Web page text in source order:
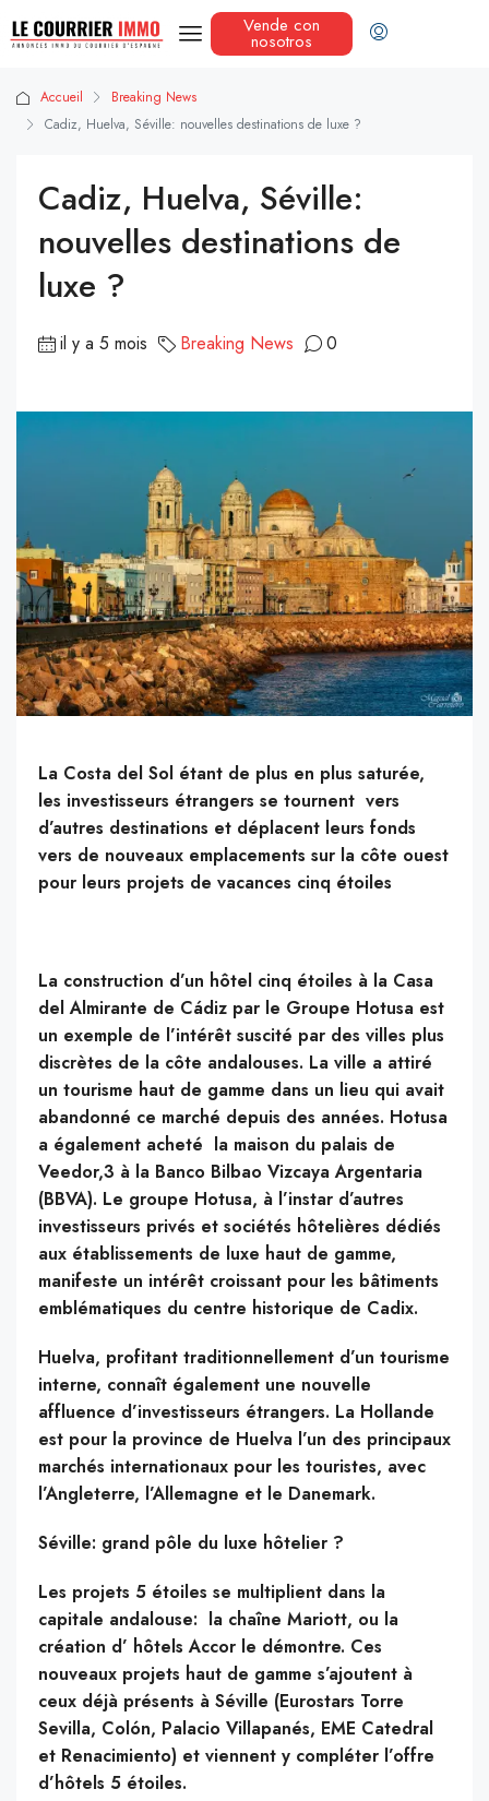
Vende con
nosotros
Accueil
Breaking News
Cadiz, Huelva, Séville: nouvelles destinations de luxe ?
Cadiz, Huelva, Séville:
nouvelles destinations de
luxe ?
il y a 5 mois Breaking News 0
La Costa del Sol étant de plus en plus saturée,
les investisseurs étrangers se tournent vers
d’autres destinations et déplacent leurs fonds
vers de nouveaux emplacements sur la côte ouest
pour leurs projets de vacances cinq étoiles
La construction d’un hôtel cinq étoiles à la Casa
del Almirante de Cádiz par le Groupe Hotusa est
un exemple de l’intérêt suscité par des villes plus
discrètes de la côte andalouses. La ville a attiré
un tourisme haut de gamme dans un lieu qui avait
abandonné ce marché depuis des années. Hotusa
a également acheté la maison du palais de
Veedor,3 à la Banco Bilbao Vizcaya Argentaria
(BBVA). Le groupe Hotusa, à l’instar d’autres
investisseurs privés et sociétés hôtelières dédiés
aux établissements de luxe haut de gamme,
manifeste un intérêt croissant pour les bâtiments
emblématiques du centre historique de Cadix.
Huelva, profitant traditionnellement d’un tourisme
interne, connaît également une nouvelle
affluence d’investisseurs étrangers. La Hollande
est pour la province de Huelva l’un des principaux
marchés internationaux pour les touristes, avec
l’Angleterre, l’Allemagne et le Danemark.
Séville: grand pôle du luxe hôtelier ?
Les projets 5 étoiles se multiplient dans la
capitale andalouse: la chaîne Mariott, ou la
création d’ hôtels Accor le démontre. Ces
nouveaux projets haut de gamme s’ajoutent à
ceux déjà présents à Séville (Eurostars Torre
Sevilla, Colón, Palacio Villapanés, EME Catedral
et Renacimiento) et viennent y compléter l’offre
d’hôtels 5 étoiles.